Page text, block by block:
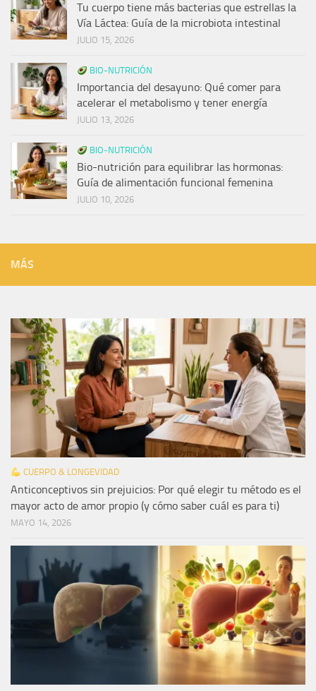
Tu cuerpo tiene más bacterias que estrellas la
Vía Láctea: Guía de la microbiota intestinal
JULIO 15, 2026
BIO-NUTRICIÓN
Importancia del desayuno: Qué comer para
acelerar el metabolismo y tener energía
JULIO 13, 2026
BIO-NUTRICIÓN
Bio-nutrición para equilibrar las hormonas:
Guía de alimentación funcional femenina
JULIO 10, 2026
MÁS
CUERPO & LONGEVIDAD
Anticonceptivos sin prejuicios: Por qué elegir tu método es el
mayor acto de amor propio (y cómo saber cuál es para ti)
MAYO 14, 2026